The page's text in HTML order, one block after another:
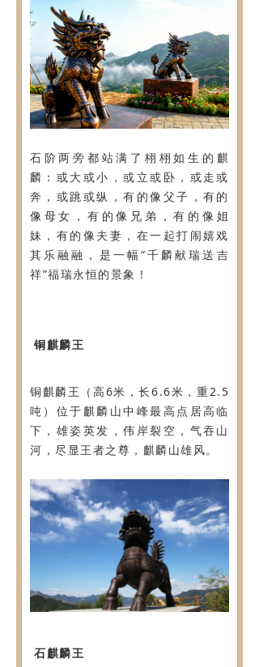
石阶两旁都站满了栩栩如生的麒
麟：或大或小，或立或卧，或走或
奔，或跳或纵，有的像父子，有的
像母女，有的像兄弟，有的像姐
妹，有的像夫妻，在一起打闹嬉戏
其乐融融，是一幅“千麟献瑞送吉
祥”福瑞永恒的景象！
铜麒麟王
铜麒麟王（高6米，长6.6米，重2.5
吨）位于麒麟山中峰最高点居高临
下，雄姿英发，伟岸裂空，气吞山
河，尽显王者之尊，麒麟山雄风。
石麒麟王